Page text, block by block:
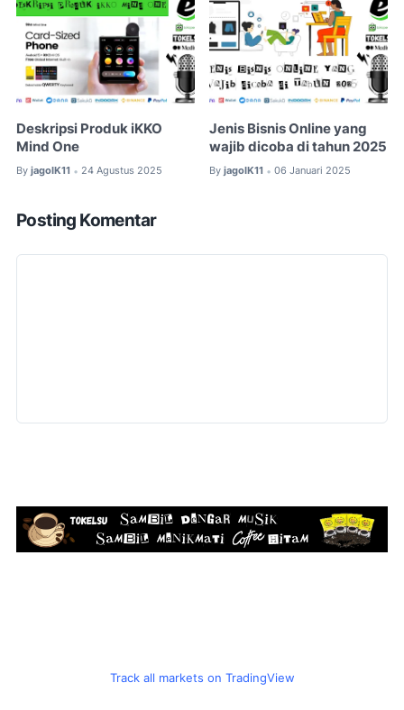
Deskripsi Produk iKKO
Mind One
By jagoIK11 • 24 Agustus 2025
Jenis Bisnis Online yang
wajib dicoba di tahun 2025
By jagoIK11 • 06 Januari 2025
Posting Komentar
Track all markets on TradingView